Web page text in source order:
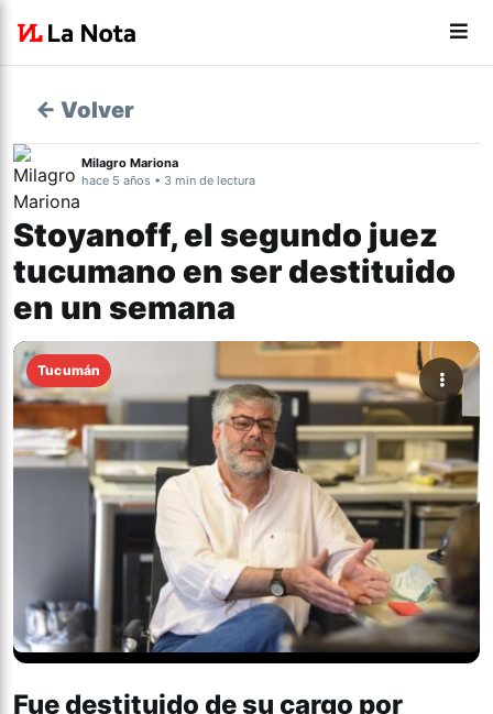
← Volver
Milagro Mariona
hace 5 años • 3 min de lectura
Stoyanoff, el segundo juez
tucumano en ser destituido
en un semana
Tucumán
Fue destituido de su cargo por